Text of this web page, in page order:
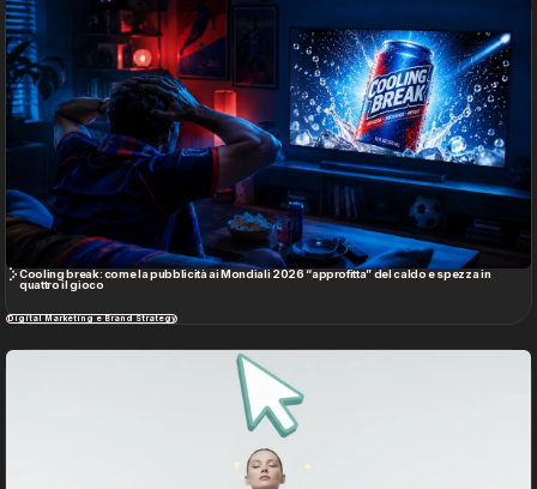
Cooling break: come la pubblicità ai Mondiali 2026 “approfitta” del caldo e spezza in
quattro il gioco
Digital Marketing e Brand Strategy